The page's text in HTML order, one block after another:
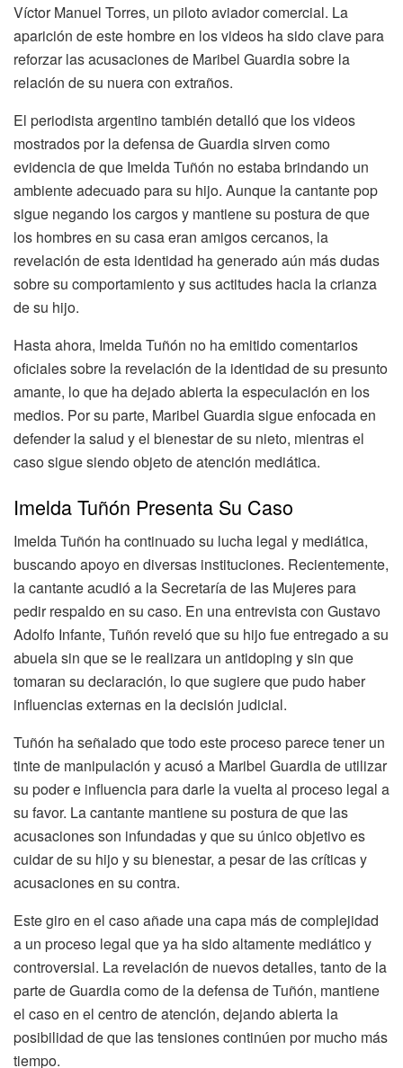
Víctor Manuel Torres, un piloto aviador comercial. La
aparición de este hombre en los videos ha sido clave para
reforzar las acusaciones de Maribel Guardia sobre la
relación de su nuera con extraños.
El periodista argentino también detalló que los videos
mostrados por la defensa de Guardia sirven como
evidencia de que Imelda Tuñón no estaba brindando un
ambiente adecuado para su hijo. Aunque la cantante pop
sigue negando los cargos y mantiene su postura de que
los hombres en su casa eran amigos cercanos, la
revelación de esta identidad ha generado aún más dudas
sobre su comportamiento y sus actitudes hacia la crianza
de su hijo.
Hasta ahora, Imelda Tuñón no ha emitido comentarios
oficiales sobre la revelación de la identidad de su presunto
amante, lo que ha dejado abierta la especulación en los
medios. Por su parte, Maribel Guardia sigue enfocada en
defender la salud y el bienestar de su nieto, mientras el
caso sigue siendo objeto de atención mediática.
Imelda Tuñón Presenta Su Caso
Imelda Tuñón ha continuado su lucha legal y mediática,
buscando apoyo en diversas instituciones. Recientemente,
la cantante acudió a la Secretaría de las Mujeres para
pedir respaldo en su caso. En una entrevista con Gustavo
Adolfo Infante, Tuñón reveló que su hijo fue entregado a su
abuela sin que se le realizara un antidoping y sin que
tomaran su declaración, lo que sugiere que pudo haber
influencias externas en la decisión judicial.
Tuñón ha señalado que todo este proceso parece tener un
tinte de manipulación y acusó a Maribel Guardia de utilizar
su poder e influencia para darle la vuelta al proceso legal a
su favor. La cantante mantiene su postura de que las
acusaciones son infundadas y que su único objetivo es
cuidar de su hijo y su bienestar, a pesar de las críticas y
acusaciones en su contra.
Este giro en el caso añade una capa más de complejidad
a un proceso legal que ya ha sido altamente mediático y
controversial. La revelación de nuevos detalles, tanto de la
parte de Guardia como de la defensa de Tuñón, mantiene
el caso en el centro de atención, dejando abierta la
posibilidad de que las tensiones continúen por mucho más
tiempo.